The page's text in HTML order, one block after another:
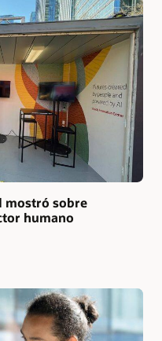
mostró sobre
humano